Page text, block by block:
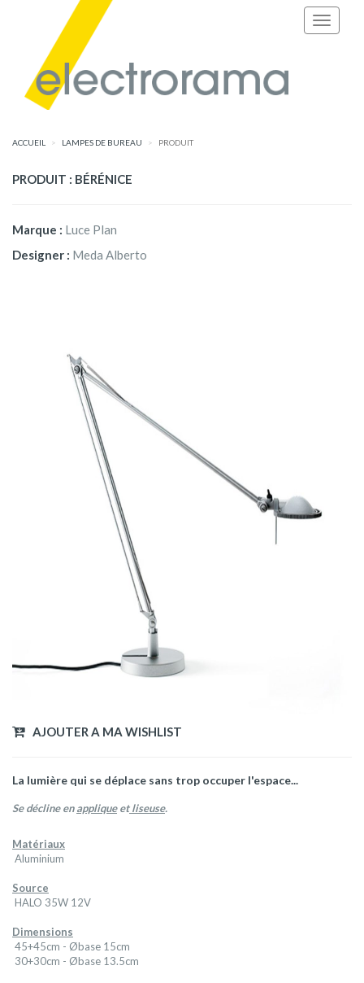
ACCUEIL LAMPES DE BUREAU PRODUIT
PRODUIT : BÉRÉNICE
Marque : Luce Plan
Designer : Meda Alberto
AJOUTER A MA WISHLIST
La lumière qui se déplace sans trop occuper l'espace...
Se décline enappliqueetliseuse.
Matériaux
Aluminium
Source
HALO 35W 12V
Dimensions
45+45cm - Øbase 15cm
30+30cm - Øbase 13.5cm